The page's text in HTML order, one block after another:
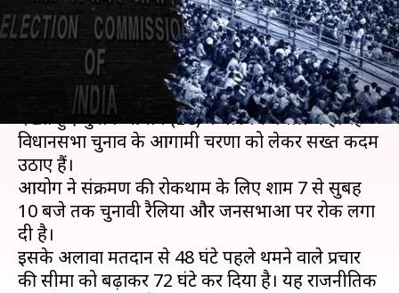
भारत शर्मा Apr 16, 2021 08:41 pm
देश में कोरोना वायरस महामारी की भयावह स्थिति को
देखते हुए चुनाव आयोग (EC) ने पश्चिम बंगाल में हो रहे
विधानसभा चुनाव के आगामी चरणों को लेकर सख्त कदम
उठाए हैं।
आयोग ने संक्रमण की रोकथाम के लिए शाम 7 से सुबह
10 बजे तक चुनावी रैलियों और जनसभाओं पर रोक लगा
दी है।
इसके अलावा मतदान से 48 घंटे पहले थमने वाले प्रचार
की सीमा को बढ़ाकर 72 घंटे कर दिया है। यह राजनीतिक